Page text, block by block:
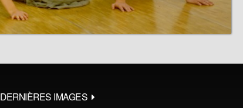
DERNIÈRES IMAGES